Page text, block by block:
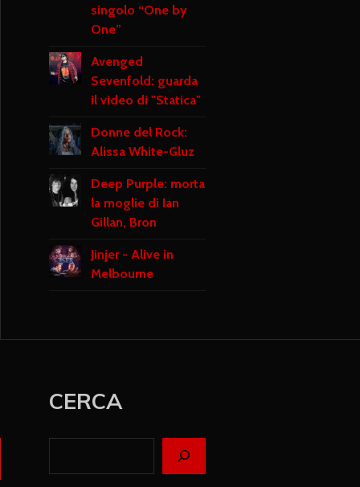
singolo “One by
One”
Avenged
Sevenfold: guarda
il video di "Statica"
Donne del Rock:
Alissa White-Gluz
Deep Purple: morta
la moglie di Ian
Gillan, Bron
Jinjer - Alive in
Melbourne
CERCA